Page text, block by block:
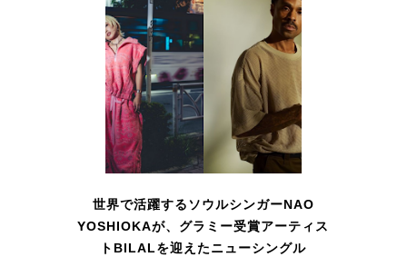
世界で活躍するソウルシンガーNAO
YOSHIOKAが、グラミー受賞アーティス
トBILALを迎えたニューシングル